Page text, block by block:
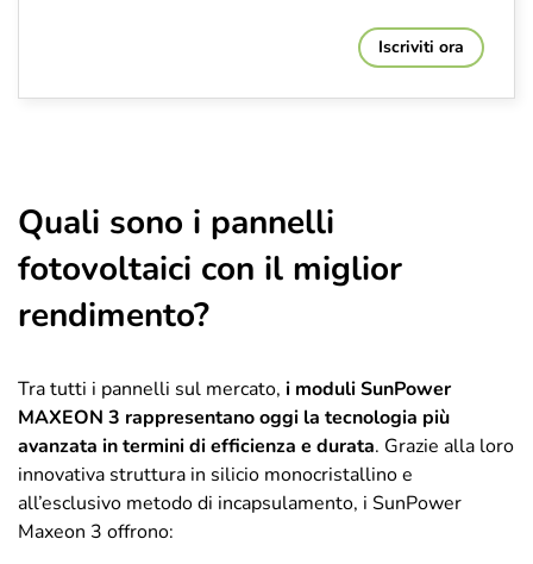
Iscriviti ora
Quali sono i pannelli
fotovoltaici con il miglior
rendimento?
Tra tutti i pannelli sul mercato, i moduli SunPower
MAXEON 3 rappresentano oggi la tecnologia più
avanzata in termini di efficienza e durata. Grazie alla loro
innovativa struttura in silicio monocristallino e
all’esclusivo metodo di incapsulamento, i SunPower
Maxeon 3 offrono: